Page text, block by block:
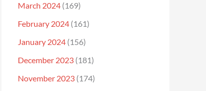
March 2024 (169)
February 2024 (161)
January 2024 (156)
December 2023 (181)
November 2023 (174)